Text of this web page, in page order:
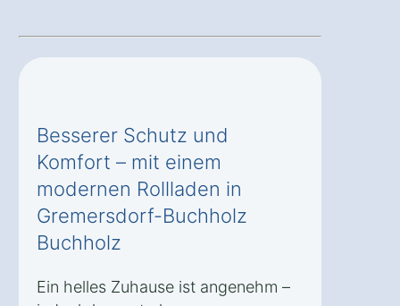
Besserer Schutz und
Komfort – mit einem
modernen Rollladen in
Gremersdorf-Buchholz
Buchholz
Ein helles Zuhause ist angenehm –